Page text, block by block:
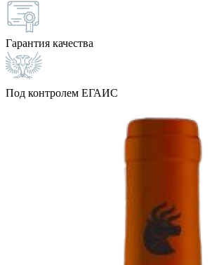
Гарантия качества
Под контролем ЕГАИС